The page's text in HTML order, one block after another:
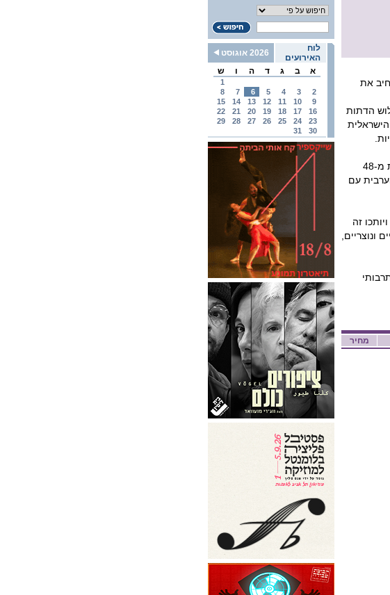
לוח
האירועים
2026 אוגוסט
א
ב ג ד ה ו ש
1
2
3
4
5
6
7
8
9
10
11
12
13
14
15
16
17
18
19
20
21
22
23
24
25
26
27
28
29
30
31
את
הדתות
אורפנד לנד היא מלהקות הרוק הישראליות המצליחות בעולם. ההרכב הופיע בלא פחות מ-48
עם
זה
ונוצריים,
מחיר